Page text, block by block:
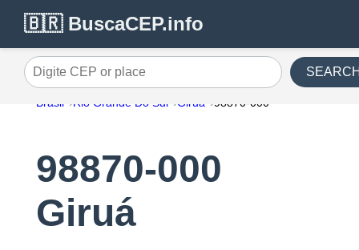
🇧🇷 BuscaCEP.info
Digite CEP or place
Brasil Rio Grande Do Sul Giruá 98870-000
98870-000
Giruá